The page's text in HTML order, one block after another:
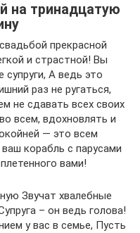
на тринадцатую
прекрасной
и страстной! Вы
А ведь это
раз не ругаться,
не сдавать всех своих
всем, вдохновлять и
— это всем
корабль с парусами
вами!
Звучат хвалебные
– он ведь голова!
у вас в семье, Пусть